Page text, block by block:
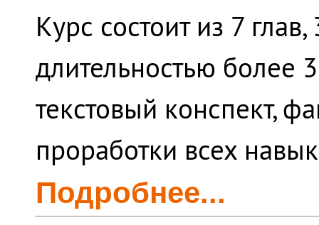
Курс состоит из 7
длительностью более
текстовый конспект,
проработки всех
Подробнее...